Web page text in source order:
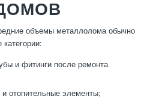
объемы металлолома обычно
и фитинги после ремонта
отопительные элементы;